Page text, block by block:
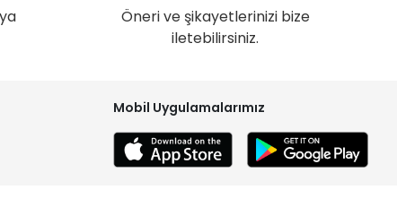
Öneri ve şikayetlerinizi bize
iletebilirsiniz.
Mobil Uygulamalarımız